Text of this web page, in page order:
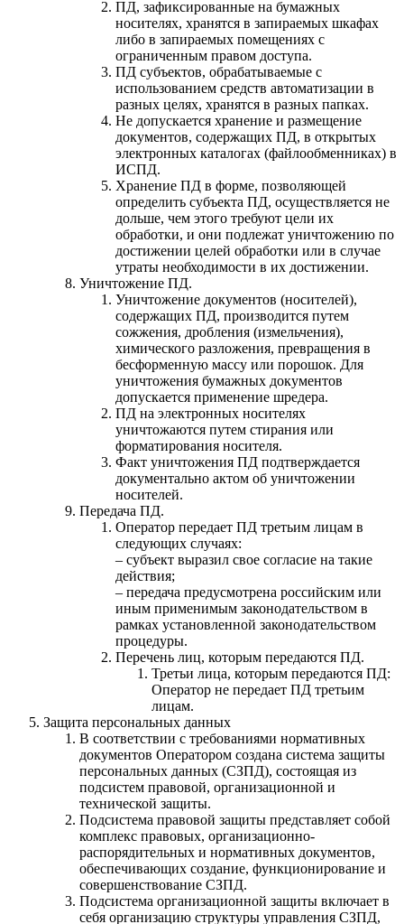
ПД, зафиксированные на бумажных
носителях, хранятся в запираемых шкафах
либо в запираемых помещениях с
ограниченным правом доступа.
ПД субъектов, обрабатываемые с
использованием средств автоматизации в
разных целях, хранятся в разных папках.
Не допускается хранение и размещение
документов, содержащих ПД, в открытых
электронных каталогах (файлообменниках) в
ИСПД.
Хранение ПД в форме, позволяющей
определить субъекта ПД, осуществляется не
дольше, чем этого требуют цели их
обработки, и они подлежат уничтожению по
достижении целей обработки или в случае
утраты необходимости в их достижении.
Уничтожение ПД.
Уничтожение документов (носителей),
содержащих ПД, производится путем
сожжения, дробления (измельчения),
химического разложения, превращения в
бесформенную массу или порошок. Для
уничтожения бумажных документов
допускается применение шредера.
ПД на электронных носителях
уничтожаются путем стирания или
форматирования носителя.
Факт уничтожения ПД подтверждается
документально актом об уничтожении
носителей.
Передача ПД.
Оператор передает ПД третьим лицам в
следующих случаях:
– субъект выразил свое согласие на такие
действия;
– передача предусмотрена российским или
иным применимым законодательством в
рамках установленной законодательством
процедуры.
Перечень лиц, которым передаются ПД.
Третьи лица, которым передаются ПД:
Оператор не передает ПД третьим
лицам.
Защита персональных данных
В соответствии с требованиями нормативных
документов Оператором создана система защиты
персональных данных (СЗПД), состоящая из
подсистем правовой, организационной и
технической защиты.
Подсистема правовой защиты представляет собой
комплекс правовых, организационно-
распорядительных и нормативных документов,
обеспечивающих создание, функционирование и
совершенствование СЗПД.
Подсистема организационной защиты включает в
себя организацию структуры управления СЗПД,